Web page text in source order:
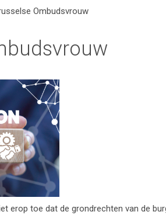
Ombudsvrouw
erop toe dat de grondrechten van de